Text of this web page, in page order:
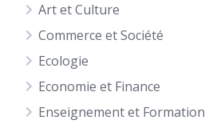
Art et Culture
Commerce et Société
Ecologie
Economie et Finance
Enseignement et Formation